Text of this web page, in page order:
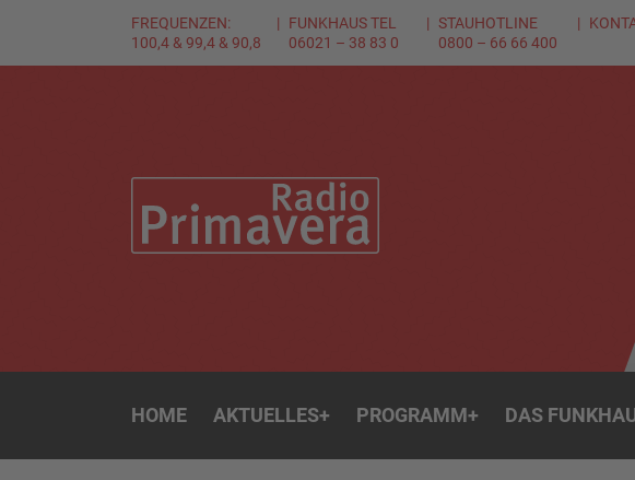
FREQUENZEN:
100,4 & 99,4 & 90,8
FUNKHAUS TEL
06021 – 38 83 0
STAUHOTLINE
0800 – 66 66 400
HOME AKTUELLES+ PROGRAMM+ DAS